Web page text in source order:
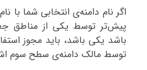
اگر نام دامنه‌ی انتخابی شما با
پیش‌تر توسط یکی از مناطق
باشد یکی باشد، باید مجوز
توسط مالک دامنه‌‌ی سطح سوم